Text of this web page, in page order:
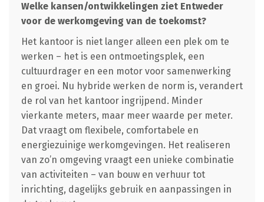
Welke kansen/ontwikkelingen ziet Entweder
voor de werkomgeving van de toekomst?
Het kantoor is niet langer alleen een plek om te
werken – het is een ontmoetingsplek, een
cultuurdrager en een motor voor samenwerking
en groei. Nu hybride werken de norm is, verandert
de rol van het kantoor ingrijpend. Minder
vierkante meters, maar meer waarde per meter.
Dat vraagt om flexibele, comfortabele en
energiezuinige werkomgevingen. Het realiseren
van zo’n omgeving vraagt een unieke combinatie
van activiteiten – van bouw en verhuur tot
inrichting, dagelijks gebruik en aanpassingen in